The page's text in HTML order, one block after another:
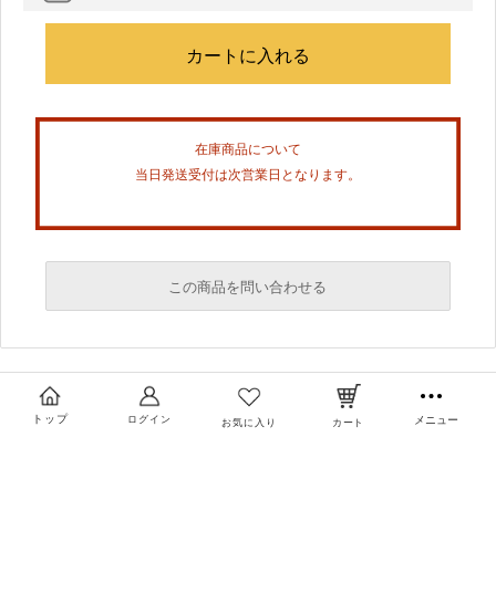
在庫商品について
当日発送受付は次営業日となります。
この商品を問い合わせる
トップ ログイン お気に入り カート メニュー